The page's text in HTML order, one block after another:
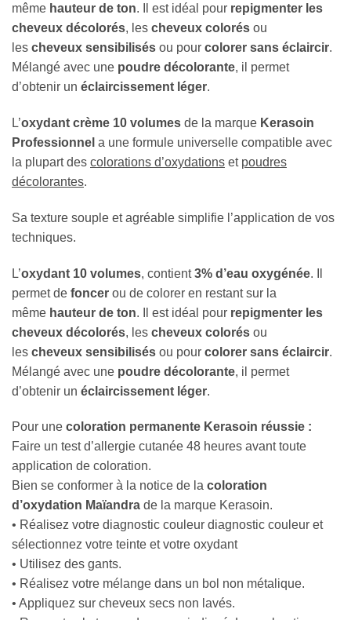
même hauteur de ton. Il est idéal pour repigmenter les
cheveux décolorés, les cheveux colorés ou
les cheveux sensibilisés ou pour colorer sans éclaircir.
Mélangé avec une poudre décolorante, il permet
d’obtenir un éclaircissement léger.
L’oxydant crème 10 volumes de la marque Kerasoin
Professionnel a une formule universelle compatible avec
la plupart des colorations d’oxydations et poudres
décolorantes.
Sa texture souple et agréable simplifie l’application de vos
techniques.
L’oxydant 10 volumes, contient3% d’eau oxygénée. Il
permet de foncer ou de colorer en restant sur la
même hauteur de ton. Il est idéal pour repigmenter les
cheveux décolorés, les cheveux colorés ou
les cheveux sensibilisés ou pour colorer sans éclaircir.
Mélangé avec une poudre décolorante, il permet
d’obtenir un éclaircissement léger.
Pour une coloration permanente Kerasoin réussie :
Faire un test d’allergie cutanée 48 heures avant toute
application de coloration.
Bien se conformer à la notice de la coloration
d’oxydation Maïandra de la marque Kerasoin.
• Réalisez votre diagnostic couleur diagnostic couleur et
sélectionnez votre teinte et votre oxydant
• Utilisez des gants.
• Réalisez votre mélange dans un bol non métalique.
• Appliquez sur cheveux secs non lavés.